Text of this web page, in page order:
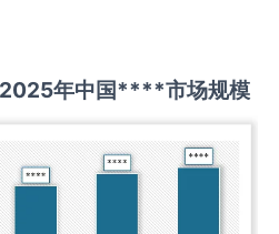
年中国****市场规模